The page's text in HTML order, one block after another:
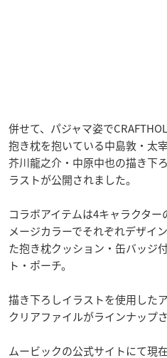
併せて、パジャマ姿で
抱き枕を抱いている中島敦・太
芥川龍之介・中原中也の描き下
ラストが公開されました。
コラボアイテムは4キャラクター
メージカラーでそれぞれデザイ
た抱き枕クッション・缶バッジ
ト・ポーチ。
描き下ろしイラストを使用した
クリアファイルがラインナップ
ムービックの公式サイトにて現